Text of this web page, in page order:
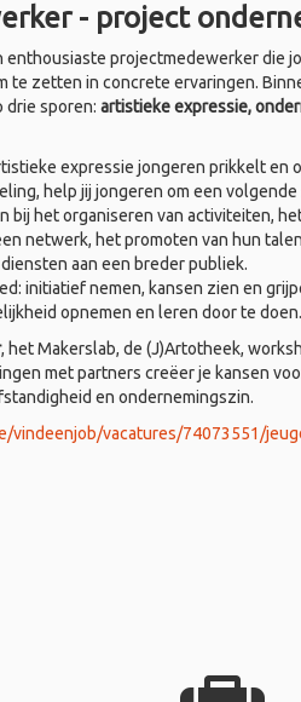
- project
enthousiaste projectmedewerker die
te zetten in concrete ervaringen.
sporen: artistieke expressie,
expressie jongeren prikkelt en
help jij jongeren om een
bij het organiseren van activiteiten,
netwerk, het promoten van hun
aan een breder publiek.
initiatief nemen, kansen zien en
opnemen en leren door te doen.
, het Makerslab, de (J)Artotheek,
met partners creëer je kansen
en ondernemingszin.
vindeenjob/vacatures/74073551/